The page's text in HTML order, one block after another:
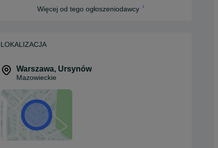
Więcej od tego ogłoszeniodawcy
LOKALIZACJA
Warszawa, Ursynów
Mazowieckie